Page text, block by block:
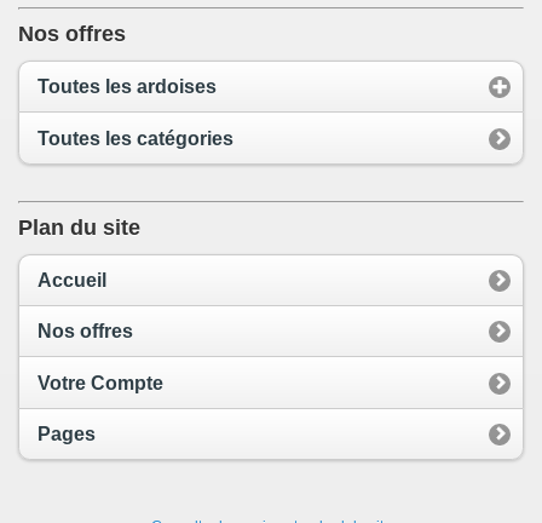
Nos offres
Toutes les ardoises
Toutes les catégories
Plan du site
Accueil
Nos offres
Votre Compte
Pages